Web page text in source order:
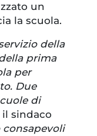
un
la scuola.
della
prima
per
Due
di
il sindaco
consapevoli